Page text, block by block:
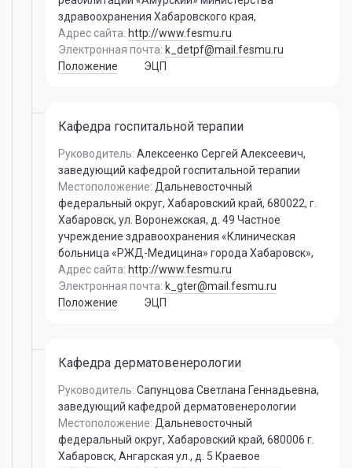
здравоохранения Хабаровского края,
Адрес сайта: http://www.fesmu.ru
Электронная почта: k_detpf@mail.fesmu.ru
Положение
ЭЦП
Кафедра госпитальной терапии
Руководитель: Алексеенко Сергей Алексеевич,
заведующий кафедрой госпитальной терапии
Местоположение: Дальневосточный
федеральный округ, Хабаровский край, 680022, г.
Хабаровск, ул. Воронежская, д. 49 Частное
учреждение здравоохранения «Клиническая
больница «РЖД-Медицина» города Хабаровск»,
Адрес сайта: http://www.fesmu.ru
Электронная почта: k_gter@mail.fesmu.ru
Положение
ЭЦП
Кафедра дерматовенерологии
Руководитель: Сапунцова Светлана Геннадьевна,
заведующий кафедрой дерматовенерологии
Местоположение: Дальневосточный
федеральный округ, Хабаровский край, 680006 г.
Хабаровск, Ангарская ул., д. 5 Краевое